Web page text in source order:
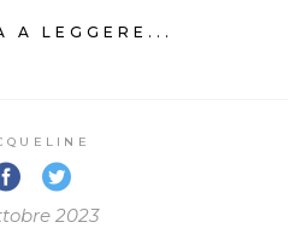
A LEGGERE...
2023